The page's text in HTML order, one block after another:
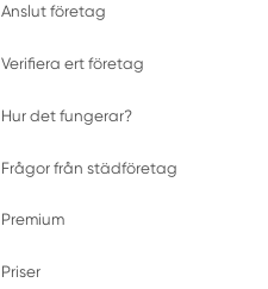
Anslut företag
Verifiera ert företag
Hur det fungerar?
Frågor från städföretag
Premium
Priser